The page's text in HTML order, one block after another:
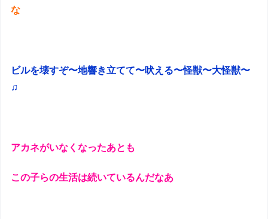
な
ビルを壊すぞ〜地響き立てて〜吠える〜怪獣〜大怪獣〜
♫
アカネがいなくなったあとも
この子らの生活は続いているんだなあ